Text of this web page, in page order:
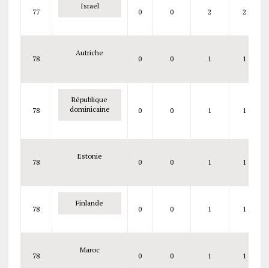
77
Israel
0 0 2 2
78
Autriche
0 0 1 1
78
République
dominicaine
0 0 1 1
78
Estonie
0 0 1 1
78
Finlande
0 0 1 1
78
Maroc
0 0 1 1